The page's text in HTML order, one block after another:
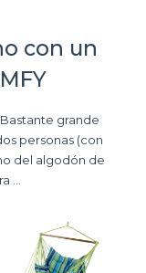
con un
grande
personas (con
del algodón de
...